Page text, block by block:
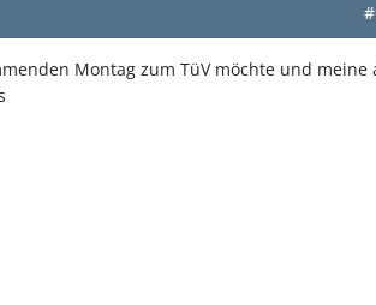
Montag zum TüV möchte und meine